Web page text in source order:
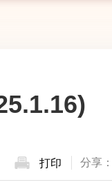
打印 分享：